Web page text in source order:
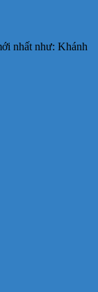
nhất như: Khánh